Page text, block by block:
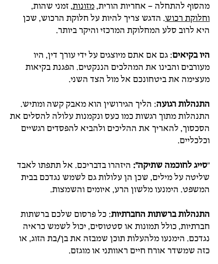
מהסוף להתחלה – אחריות הורית,מזונות, זמני שהות,
וחלוקת רכוש. הדגש צריך להיות על חלוקת הרכוש, שכן
היא לרוב סלע המחלוקת המרכזי והיקר ביותר.
היו בקיאים: גם אם אתם מיוצגים על ידי עורך דין, היו
מעורבים והבינו את המהלכים הננקטים. הפגנת בקיאות
מעצימה את ביטחונכם אל מול הצד השני.
התנהלות רגועה: הליך הגירושין הוא מאבק קשה ומתיש.
התנהלות מתוך רגשות כמו כעס ונקמנות עלולה להסלים את
הסכסוך, להאריך את ההליכים ולהביא להפסדים רגשיים
וכלכליים.
"סייג לחוכמה שתיקה": היזהרו בדבריכם. אל תתפתו לאבד
שליטה על מילים, שכן הן עלולות גם לשמש נגדכם בבית
המשפט. הימנעו מלשון הרע, איומים והשמצות.
התנהלות ברשתות החברתיות: כל פרסום שלכם ברשתות
חברתיות, כולל תמונות או סטטוסים, יכול לשמש כראיה
נגדכם. הימנעו מלהעלות תוכן שמבזה את בן/בת הזוג, או
כזה שמשדר אורח חיים ראוותני או מוגזם.